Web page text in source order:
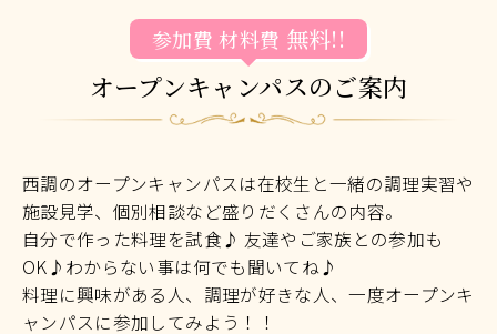
オープンキャンパスのご案内
参加費 材料費 無料!!
西調のオープンキャンパスは在校生と一緒の調理実習や
施設見学、個別相談など盛りだくさんの内容。
自分で作った料理を試食♪ 友達やご家族との参加も
OK♪わからない事は何でも聞いてね♪
料理に興味がある人、調理が好きな人、一度オープンキ
ャンパスに参加してみよう！！